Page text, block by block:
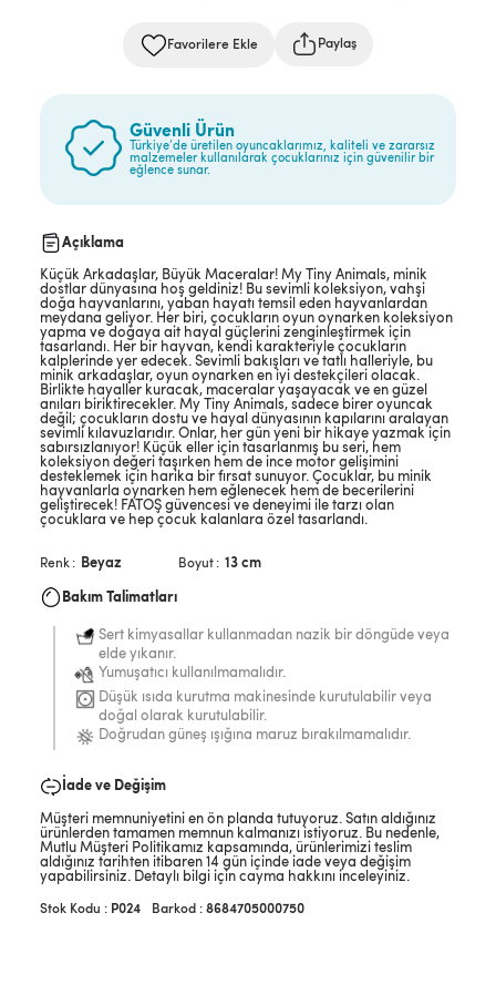
Favorilere Ekle Paylaş
Güvenli Ürün
Türkiye’de üretilen oyuncaklarımız, kaliteli ve zararsız
malzemeler kullanılarak çocuklarınız için güvenilir bir
eğlence sunar.
Açıklama
Küçük Arkadaşlar, Büyük Maceralar! My Tiny Animals, minik
dostlar dünyasına hoş geldiniz! Bu sevimli koleksiyon, vahşi
doğa hayvanlarını, yaban hayatı temsil eden hayvanlardan
meydana geliyor. Her biri, çocukların oyun oynarken koleksiyon
yapma ve doğaya ait hayal güçlerini zenginleştirmek için
tasarlandı. Her bir hayvan, kendi karakteriyle çocukların
kalplerinde yer edecek. Sevimli bakışları ve tatlı halleriyle, bu
minik arkadaşlar, oyun oynarken en iyi destekçileri olacak.
Birlikte hayaller kuracak, maceralar yaşayacak ve en güzel
anıları biriktirecekler. My Tiny Animals, sadece birer oyuncak
değil; çocukların dostu ve hayal dünyasının kapılarını aralayan
sevimli kılavuzlarıdır. Onlar, her gün yeni bir hikaye yazmak için
sabırsızlanıyor! Küçük eller için tasarlanmış bu seri, hem
koleksiyon değeri taşırken hem de ince motor gelişimini
desteklemek için harika bir fırsat sunuyor. Çocuklar, bu minik
hayvanlarla oynarken hem eğlenecek hem de becerilerini
geliştirecek! FATOŞ güvencesi ve deneyimi ile tarzı olan
çocuklara ve hep çocuk kalanlara özel tasarlandı.
Renk Beyaz Boyut 13 cm
Bakım Talimatları
Sert kimyasallar kullanmadan nazik bir döngüde veya
elde yıkanır.
Yumuşatıcı kullanılmamalıdır.
Düşük ısıda kurutma makinesinde kurutulabilir veya
doğal olarak kurutulabilir.
Doğrudan güneş ışığına maruz bırakılmamalıdır.
İade ve Değişim
Müşteri memnuniyetini en ön planda tutuyoruz. Satın aldığınız
ürünlerden tamamen memnun kalmanızı istiyoruz. Bu nedenle,
Mutlu Müşteri Politikamız kapsamında, ürünlerimizi teslim
aldığınız tarihten itibaren 14 gün içinde iade veya değişim
yapabilirsiniz. Detaylı bilgi için cayma hakkını inceleyiniz.
P024 Barkod : 8684705000750